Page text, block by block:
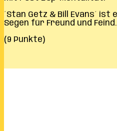
´Stan Getz & Bill Evans´
Segen für Freund und Feind.
(9 Punkte)